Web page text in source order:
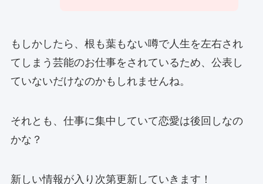
もしかしたら、根も葉もない噂で人生を左右され
てしまう芸能のお仕事をされているため、公表し
ていないだけなのかもしれませんね。
それとも、仕事に集中していて恋愛は後回しなの
かな？
新しい情報が入り次第更新していきます！